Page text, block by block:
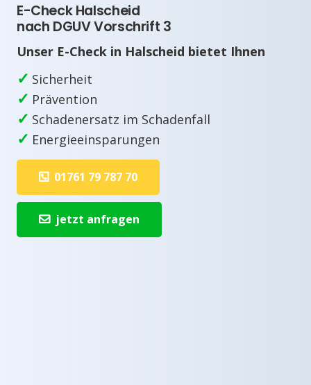
E-Check Halscheid
nach DGUV Vorschrift 3
Unser E-Check in Halscheid bietet Ihnen
✓ Sicherheit
✓ Prävention
✓ Schadenersatz im Schadenfall
✓ Energieeinsparungen
01761 79 787 70
jetzt anfragen